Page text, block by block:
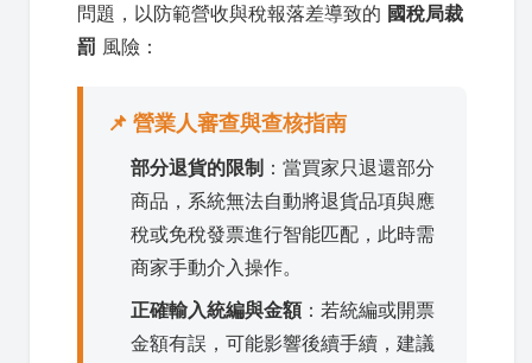
問題，以防範營收與稅報落差導致的 國稅局裁
罰 風險：
📌 營業人審查與查核指南
部分退貨的限制 ：當買家只退還部分
商品，系統無法自動將退貨品項與應
稅或免稅發票進行智能匹配，此時需
商家手動介入操作。
正確輸入統編與金額：若統編或開票
金額有誤，可能影響後續手續，建議